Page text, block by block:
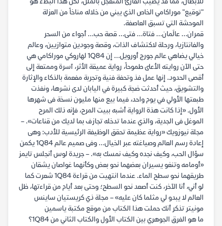
للأبطال، مما قد يصيب القارئ المتعجل بالملل، لكن هذا البطء هو
"توقيع" موراكامي الخاص الذي يبني من خلاله مناخاً من العزلة
الموحشة التي تسبق العاصفة.
قمران… عالَمان… فتاة… فتى… قصة حب… أجواء من السحر
والفانتازيا، ورحلة لاكتشاف الذات، وقصة وجودين متوازيين، وعالم
خيالي يضاهي عالم جورج أورويل… إن 1Q84 لهاروكي موراكامي هي
حتى الآن روايته الأعلى طموحاً، رواية عميقة الأثر، آسرة وممتعة إلى
أقصى الحدود. إنها عمل فذ وتحفة فنية وتجربة مفعمة بالذكاء والإثارة
والتشويق، حيث أحدثت ضجة كبيرة في اليابان لدى نشرها، ونفذت
طبعتها الأولي في يوم واحد، فيما بيع منها مليون نسخة فى شهرها
الأول. «إذا كانت هذة الرواية أشبه ببيت المرح، فإنه ذلك المرح
الموغل فى الجدية، والذي عندما تدخله تجازف بما لديك من قناعات». –
مجلة نيوزويك «رواية عظيمة تحقق الوظيفة الرئيسية للأدب: وهى
إعادة رسم العالم وصياغته عبر الخيال… وفى صميم عالم 1Q84 يكمن
سؤال الحب، وكيف نجده وكيف نمسك به». – جريدة لوس أنجلس تايمز
«أومامه وتنغو يسيران بعضهما نحو بعض وكأنهما غواصان يشقان
طريقهما نحو سطح الماء. عندما انتهيت من قراءة 1Q84 شعرت كما
لو أني، أنا الآخر، كنت أصعد نحو السطح؛ وحتى بعد أيام من قراءتها، ظل
العالم لا يبدو لي مثلما كان عليه» – مجلة ذي كريستيان ساينس
مونيتر تذكر أنك حملت هذا الكتاب من موقع مكتبة ياسمين
ما هو الفرق الجوهري بين الكتاب الأول والكتاب الثاني من 1Q84؟